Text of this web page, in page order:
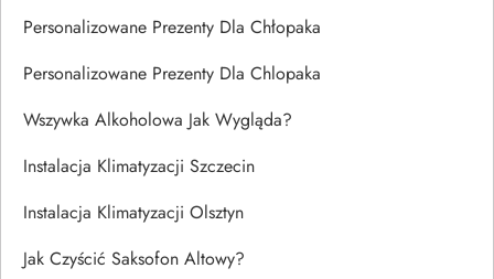
Personalizowane Prezenty Dla Chłopaka
Personalizowane Prezenty Dla Chlopaka
Wszywka Alkoholowa Jak Wygląda?
Instalacja Klimatyzacji Szczecin
Instalacja Klimatyzacji Olsztyn
Jak Czyścić Saksofon Altowy?